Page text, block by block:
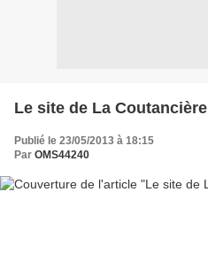
Le site de La Coutancière
Publié le 23/05/2013 à 18:15
Par OMS44240